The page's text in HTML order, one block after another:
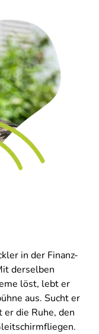
in der Finanz-
derselben
löst, lebt er
aus. Sucht er
die Ruhe, den